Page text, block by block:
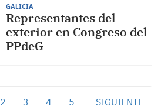
GALICIA
Representantes del
exterior en Congreso del
PPdeG
2 3 4 5 SIGUIENTE